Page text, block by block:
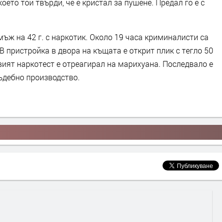
той твърди, че е кристал за пушене. Предал го е с
на 42 г. с наркотик. Около 19 часа криминалисти са
пристройка в двора на къщата е открит плик с тегло 50
наркотест е отреагирал на марихуана. Последвало е
производство.